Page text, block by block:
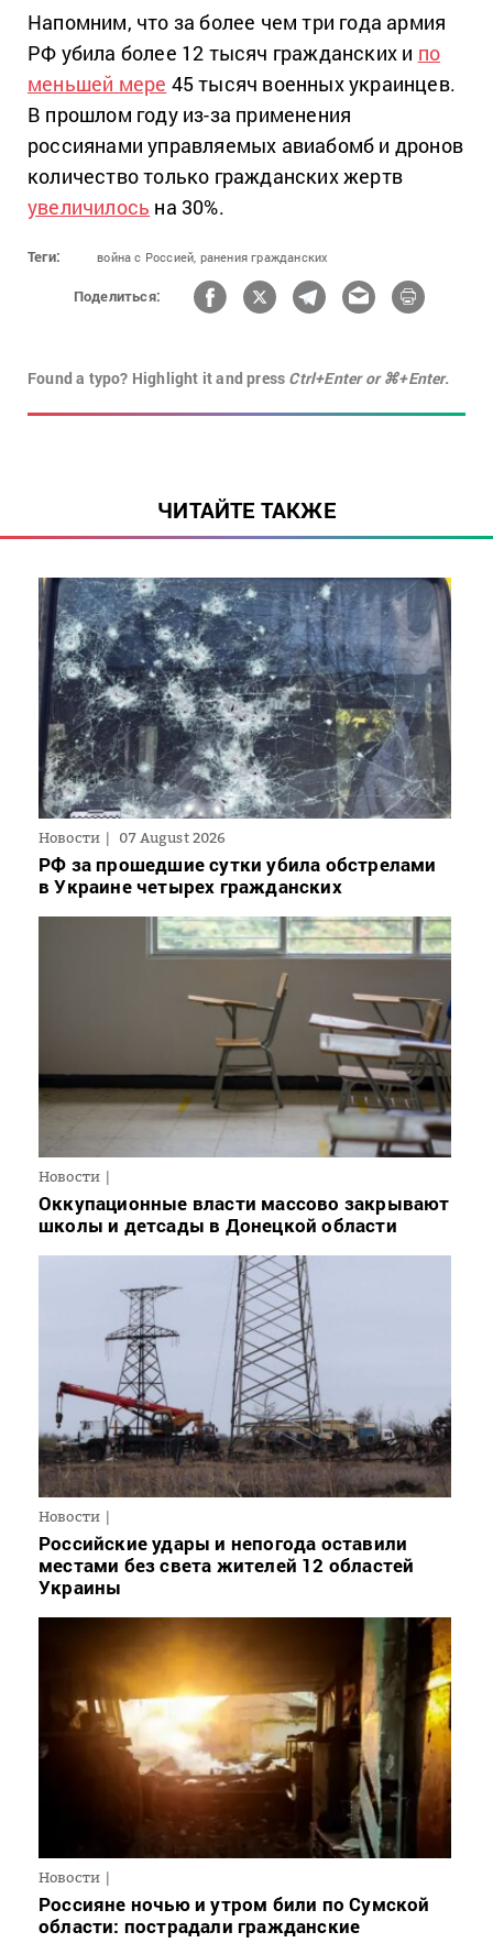
Напомним, что за более чем три года армия
РФ убила более 12 тысяч гражданских и по
меньшей мере 45 тысяч военных украинцев.
В прошлом году из-за применения
россиянами управляемых авиабомб и дронов
количество только гражданских жертв
увеличилось на 30%.
Теги: война с Россией, ранения гражданских
Поделиться:
Found a typo? Highlight it and press Ctrl+Enter or ⌘+Enter.
ЧИТАЙТЕ ТАКЖЕ
Новости 07 August 2026
РФ за прошедшие сутки убила обстрелами
в Украине четырех гражданских
Новости
Оккупационные власти массово закрывают
школы и детсады в Донецкой области
Новости
Российские удары и непогода оставили
местами без света жителей 12 областей
Украины
Новости
Россияне ночью и утром били по Сумской
области: пострадали гражданские